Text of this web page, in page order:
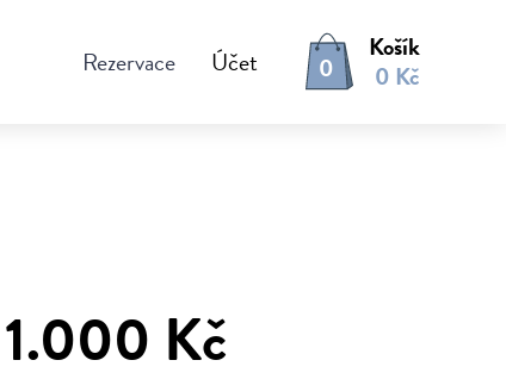
Rezervace Účet 0
Košík
0 Kč
Kč